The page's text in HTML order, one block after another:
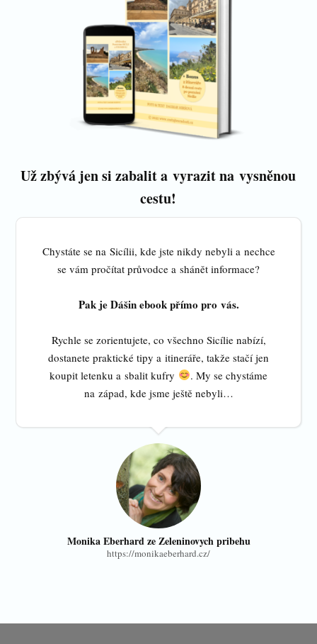
Už zbývá jen si zabalit a vyrazit na vysněnou
cestu!
Chystáte se na Sicílii, kde jste nikdy nebyli a nechce
se vám pročítat průvodce a shánět informace?
Pak je Dášin ebook přímo pro vás.
Rychle se zorientujete, co všechno Sicílie nabízí,
dostanete praktické tipy a itineráře, takže stačí jen
koupit letenku a sbalit kufry
. My se chystáme
na západ, kde jsme ještě nebyli…
Monika Eberhard ze Zeleninovych pribehu
https://monikaeberhard.cz/